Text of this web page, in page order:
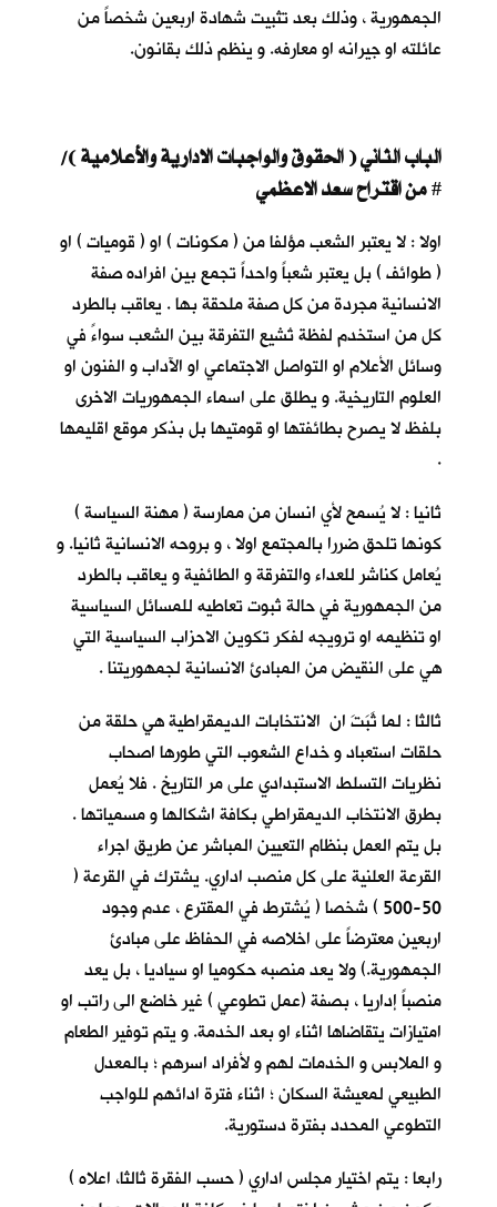
الجمهورية ، وذلك بعد تثبيت شهادة اربعين شخصاً من
عائلته او جيرانه او معارفه. و ينظم ذلك بقانون.
الباب الثاني ( الحقوق والواجبات الادارية والأعلامية )/
#
اولا : لا يعتبر الشعب مؤلفا من ( مكونات ) او ( قوميات ) او
( طوائف ) بل يعتبر شعباً واحداً تجمع بين افراده صفة
الانسانية مجردة من كل صفة ملحقة بها . يعاقب بالطرد
كل من استخدم لفظة تُشيع التفرقة بين الشعب سواءً في
وسائل الأعلام او التواصل الاجتماعي او الآداب و الفنون او
العلوم التاريخية. و يطلق على اسماء الجمهوريات الاخرى
بلفظ لا يصرح بطائفتها او قومتيها بل بذكر موقع اقليمها
.
ثانيا : لا يُسمح لأي انسان من ممارسة ( مهنة السياسة )
كونها تلحق ضررا بالمجتمع اولا ، و بروحه الانسانية ثانيا. و
يُعامل كناشر للعداء والتفرقة و الطائفية و يعاقب بالطرد
من الجمهورية في حالة ثبوت تعاطيه للمسائل السياسية
او تنظيمه او ترويجه لفكر تكوين الاحزاب السياسية التي
هي على النقيض من المبادئ الانسانية لجمهوريتنا .
ثالثا : لما ثَبَتَ ان الانتخابات الديمقراطية هي حلقة من
حلقات استعباد و خداع الشعوب التي طورها اصحاب
نظريات التسلط الاستبدادي على مر التاريخ . فلا يُعمل
بطرق الانتخاب الديمقراطي بكافة اشكالها و مسمياتها .
بل يتم العمل بنظام التعيين المباشر عن طريق اجراء
القرعة العلنية على كل منصب اداري. يشترك في القرعة (
50-500 ) شخصا ( يُشترط في المقترع ، عدم وجود
اربعين معترضاً على اخلاصه في الحفاظ على مبادئ
الجمهورية.) ولا يعد منصبه حكوميا او سياديا ، بل يعد
منصباً إداريا ، بصفة (عمل تطوعي ) غير خاضع الى راتب او
امتيازات يتقاضاها اثناء او بعد الخدمة. و يتم توفير الطعام
و الملابس و الخدمات لهم و لأفراد اسرهم ؛ بالمعدل
الطبيعي لمعيشة السكان ؛ اثناء فترة ادائهم للواجب
التطوعي المحدد بفترة دستورية.
رابعا : يتم اختيار مجلس اداري ( حسب الفقرة ثالثا، اعلاه )